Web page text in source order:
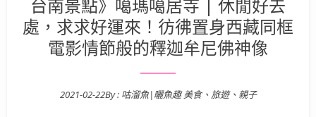
台南景點》噶瑪噶居寺 | 休閒好去
處，求求好運來！彷彿置身西藏同框
電影情節般的釋迦牟尼佛神像
Posted on
2021-02-22By : 咕溜魚|曬魚趣 美食、旅遊、親子